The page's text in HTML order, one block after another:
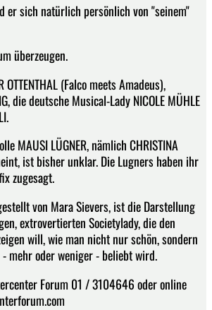
er sich natürlich persönlich von "seinem"
überzeugen.
OTTENTHAL (Falco meets Amadeus),
die deutsche Musical-Lady NICOLE MÜHLE
MAUSI LÜGNER, nämlich CHRISTINA
ist bisher unklar. Die Lugners haben ihr
zugesagt.
von Mara Sievers, ist die Darstellung
extrovertierten Societylady, die den
will, wie man nicht nur schön, sondern
mehr oder weniger - beliebt wird.
Forum 01 / 3104646 oder online